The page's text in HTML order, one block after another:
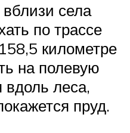
села
по трассе
километре
на полевую
вдоль леса,
пруд.